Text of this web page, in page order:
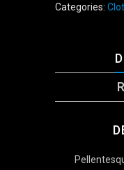
Categories: